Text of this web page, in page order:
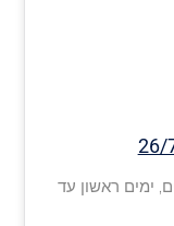
ימים ראשון עד